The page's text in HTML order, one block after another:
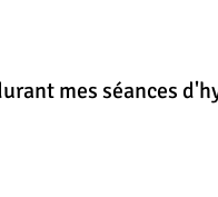
mes séances